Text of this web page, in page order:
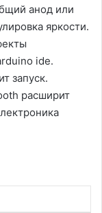
анод или
яркости․
ide․
запуск․
расширит